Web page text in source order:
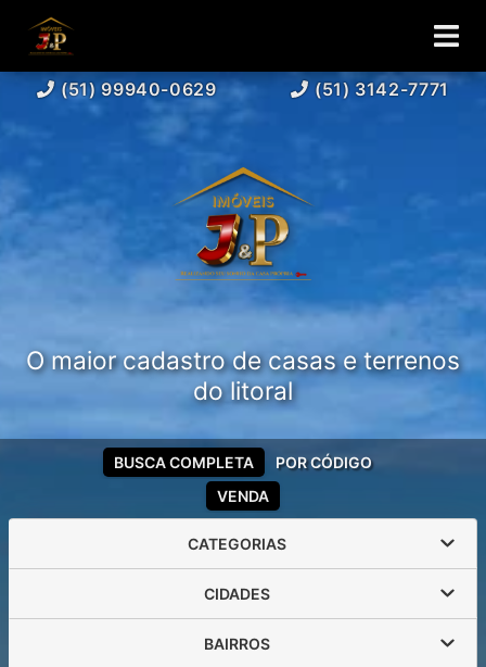
(51) 99940-0629 (51) 3142-7771
O maior cadastro de casas e terrenos
do litoral
VENDA
BUSCA COMPLETA POR CÓDIGO
CATEGORIAS
CIDADES
BAIRROS